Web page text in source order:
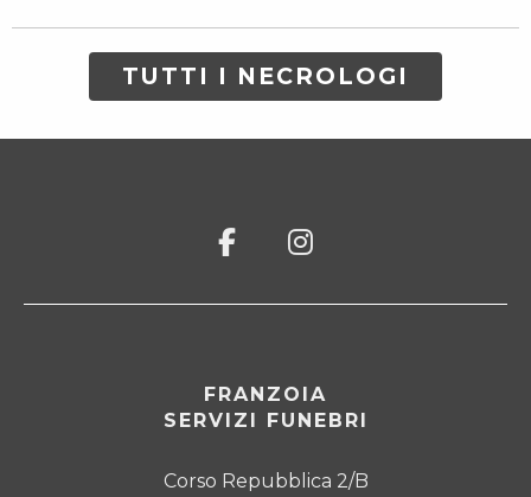
TUTTI I NECROLOGI
FRANZOIA
SERVIZI FUNEBRI
Corso Repubblica 2/B